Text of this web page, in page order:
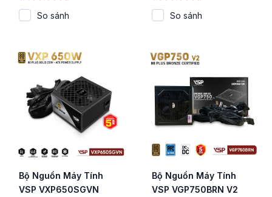
Straight Line / ATX 3.1)
So sánh
80 Plus Bronze / ATX
3.1 / PCIe 5.1)
So sánh
Bộ Nguồn Máy Tính
VSP VXP650SGVN
Bộ Nguồn Máy Tính
VSP VGP750BRN V2